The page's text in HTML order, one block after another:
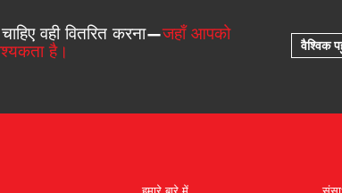
वही वितरित करना—जहाँ आपको
है।
वैश्विक
हमारे बारे में